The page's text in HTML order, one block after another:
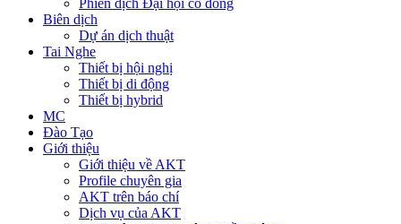
Phiên dịch Đại hội cổ đông
Biên dịch
Dự án dịch thuật
Tai Nghe
Thiết bị hội nghị
Thiết bị di động
Thiết bị hybrid
MC
Đào Tạo
Giới thiệu
Giới thiệu về AKT
Profile chuyên gia
AKT trên báo chí
Dịch vụ của AKT